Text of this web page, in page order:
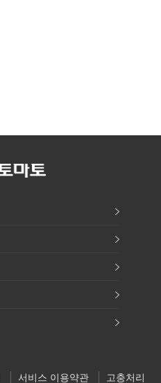
서비스 이용약관 고충처리